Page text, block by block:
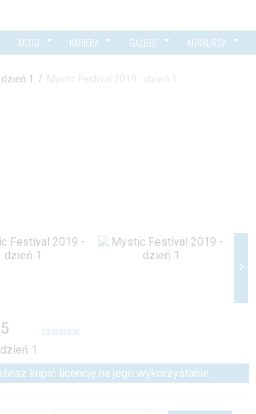
MOTO KARIERA GALERIE KONKURSY
1 / Mystic Festival 2019 - dzień 1
następne
kupić licencję na jego wykorzystanie.